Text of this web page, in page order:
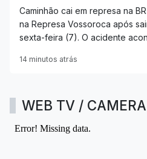
Caminhão cai em represa na
na Represa Vossoroca após
sexta-feira (7). O acidente
14 minutos atrás
WEB TV /